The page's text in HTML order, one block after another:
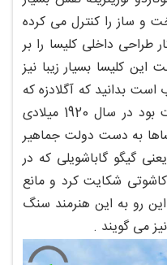
و ساز را کنترل می کرده
طراحی داخلی کلیسا را بر
کلیسا بسیار زیبا نیز
بدانید که آگلادزه که
یک سنگ تراش ماهر و زبر دست بود در سال 1920 میلادی
به دست دولت جماهیر
گیگو گاباشویلی که در
شکایت کرد و مانع
رو به این هنرمند سنگ
می گویند .